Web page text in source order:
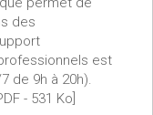
des
est
de 9h à 20h).
- 531 Ko]